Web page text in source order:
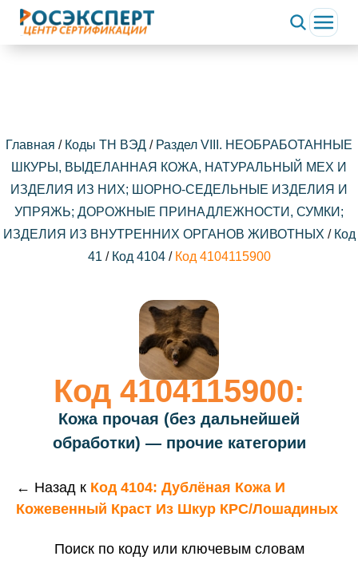
Главная / Коды ТН ВЭД / Раздел VIII. НЕОБРАБОТАННЫЕ
ШКУРЫ, ВЫДЕЛАННАЯ КОЖА, НАТУРАЛЬНЫЙ МЕХ И
ИЗДЕЛИЯ ИЗ НИХ; ШОРНО-СЕДЕЛЬНЫЕ ИЗДЕЛИЯ И
УПРЯЖЬ; ДОРОЖНЫЕ ПРИНАДЛЕЖНОСТИ, СУМКИ;
ИЗДЕЛИЯ ИЗ ВНУТРЕННИХ ОРГАНОВ ЖИВОТНЫХ / Код
41 / Код 4104 / Код 4104115900
Код 4104115900:
Кожа прочая (без дальнейшей
обработки) — прочие категории
← Назад к Код 4104: Дублёная Кожа И
Кожевенный Краст Из Шкур КРС/лошадиных
Поиск по коду или ключевым словам